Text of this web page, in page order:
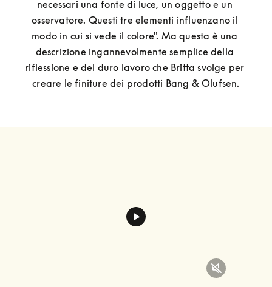
necessari una fonte di luce, un oggetto e un
osservatore. Questi tre elementi influenzano il
modo in cui si vede il colore". Ma questa è una
descrizione ingannevolmente semplice della
riflessione e del duro lavoro che Britta svolge per
creare le finiture dei prodotti Bang & Olufsen.